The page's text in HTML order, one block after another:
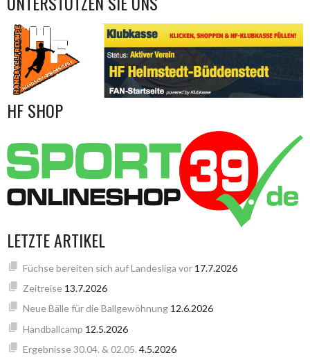
HF SHOP
LETZTE ARTIKEL
Füchse bereiten sich auf Landesliga vor 17.7.2026
Zeitreise 13.7.2026
Neue Bälle für die Ballgewöhnung 12.6.2026
Handballcamp 12.5.2026
Ergebnisse 30.04. & 02.05. 4.5.2026